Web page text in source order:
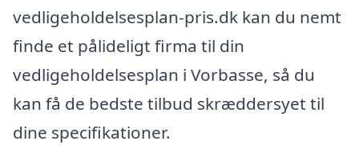
vedligeholdelsesplan-pris.dk kan du nemt
finde et pålideligt firma til din
vedligeholdelsesplan i Vorbasse, så du
kan få de bedste tilbud skræddersyet til
dine specifikationer.